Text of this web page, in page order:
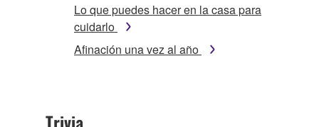
Lo que puedes hacer en la casa para
cuidarlo
Afinación una vez al año